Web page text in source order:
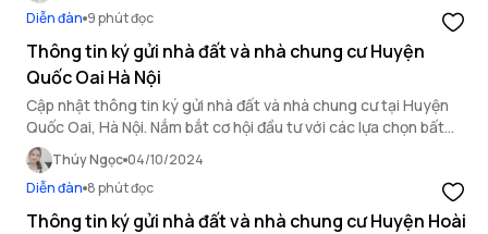
Diễn đàn 9 phút đọc
Thông tin ký gửi nhà đất và nhà chung cư Huyện
Quốc Oai Hà Nội
Cập nhật thông tin ký gửi nhà đất và nhà chung cư tại Huyện
Quốc Oai, Hà Nội. Nắm bắt cơ hội đầu tư với các lựa chọn bất
động sản đa dạng, phù hợp với nhu cầu sinh sống và kinh
doanh.
Thúy Ngọc 04/10/2024
Diễn đàn 8 phút đọc
Thông tin ký gửi nhà đất và nhà chung cư Huyện Hoài